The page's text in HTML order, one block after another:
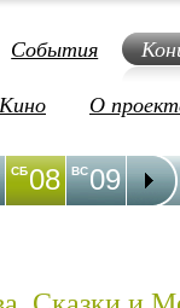
События
Кино О
08
СБ 09
ВС 10
ПН